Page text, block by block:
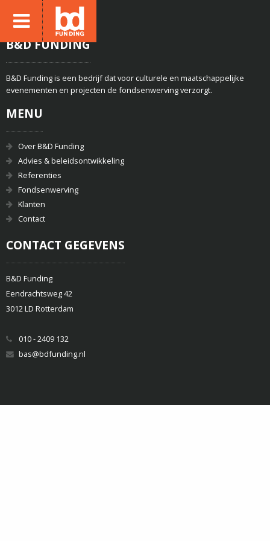
B&D FUNDING
B&D Funding is een bedrijf dat voor culturele en maatschappelijke
evenementen en projecten de fondsenwerving verzorgt.
MENU
Over B&D Funding
Advies & beleidsontwikkeling
Referenties
Fondsenwerving
Klanten
Contact
CONTACT GEGEVENS
B&D Funding
Eendrachtsweg 42
3012 LD Rotterdam
010 - 2409 132
bas@bdfunding.nl